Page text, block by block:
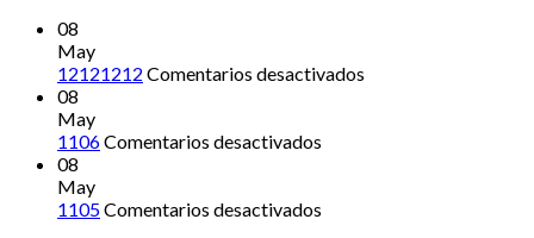
08
May
12121212 Comentarios desactivados
08
May
1106Comentarios desactivados
08
May
1105Comentarios desactivados